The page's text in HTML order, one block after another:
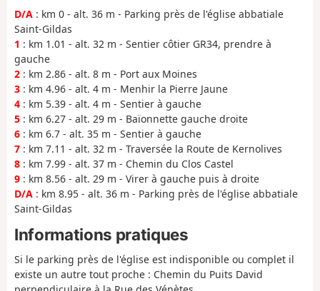
D/A : km 0 - alt. 36 m - Parking près de l'église abbatiale
Saint-Gildas
1 : km 1.01 - alt. 32 m - Sentier côtier GR34, prendre à
gauche
2 : km 2.86 - alt. 8 m - Port aux Moines
3 : km 4.96 - alt. 4 m - Menhir la Pierre Jaune
4 : km 5.39 - alt. 4 m - Sentier à gauche
5 : km 6.27 - alt. 29 m - Baïonnette gauche droite
6 : km 6.7 - alt. 35 m - Sentier à gauche
7 : km 7.11 - alt. 32 m - Traversée la Route de Kernolives
8 : km 7.99 - alt. 37 m - Chemin du Clos Castel
9 : km 8.56 - alt. 29 m - Virer à gauche puis à droite
D/A : km 8.95 - alt. 36 m - Parking près de l'église abbatiale
Saint-Gildas
Informations pratiques
Si le parking près de l'église est indisponible ou complet il
existe un autre tout proche : Chemin du Puits David